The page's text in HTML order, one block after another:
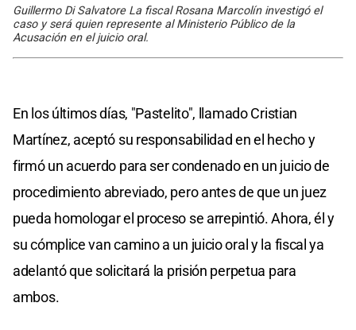
Guillermo Di Salvatore La fiscal Rosana Marcolín investigó el
caso y será quien represente al Ministerio Público de la
Acusación en el juicio oral.
En los últimos días, "Pastelito", llamado Cristian
Martínez, aceptó su responsabilidad en el hecho y
firmó un acuerdo para ser condenado en un juicio de
procedimiento abreviado, pero antes de que un juez
pueda homologar el proceso se arrepintió. Ahora, él y
su cómplice van camino a un juicio oral y la fiscal ya
adelantó que solicitará la prisión perpetua para
ambos.